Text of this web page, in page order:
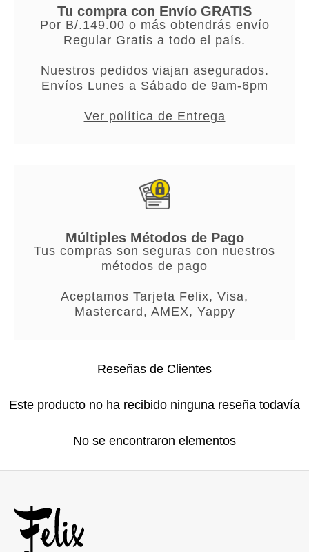
Tu compra con Envío GRATIS
Por B/.149.00 o más obtendrás envío
Regular Gratis a todo el país.
Nuestros pedidos viajan asegurados.
Envíos Lunes a Sábado de 9am-6pm
Ver política de Entrega
Múltiples Métodos de Pago
Tus compras son seguras con nuestros
métodos de pago
Aceptamos Tarjeta Felix, Visa,
Mastercard, AMEX, Yappy
Reseñas de Clientes
Este producto no ha recibido ninguna reseña todavía
No se encontraron elementos